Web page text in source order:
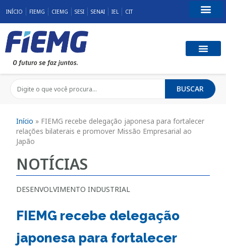
INÍCIO FIEMG CIEMG SESI SENAI IEL CIT
BUSCAR
Início » FIEMG recebe delegação japonesa para fortalecer
relações bilaterais e promover Missão Empresarial ao
Japão
NOTÍCIAS
DESENVOLVIMENTO INDUSTRIAL
FIEMG recebe delegação
japonesa para fortalecer